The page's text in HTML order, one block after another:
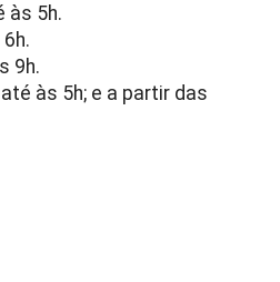
às 5h.
9h.
às 5h; e a partir das